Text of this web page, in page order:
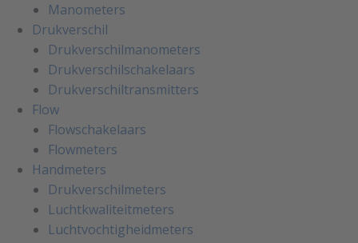
Manometers
Drukverschil
Drukverschilmanometers
Drukverschilschakelaars
Drukverschiltransmitters
Flow
Flowschakelaars
Flowmeters
Handmeters
Drukverschilmeters
Luchtkwaliteitmeters
Luchtvochtigheidmeters